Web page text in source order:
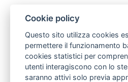
Cookie policy
Questo sito utilizza cookies
permettere il funzionamento
cookies statistici per
utenti interagiscono con lo
saranno attivi solo previa